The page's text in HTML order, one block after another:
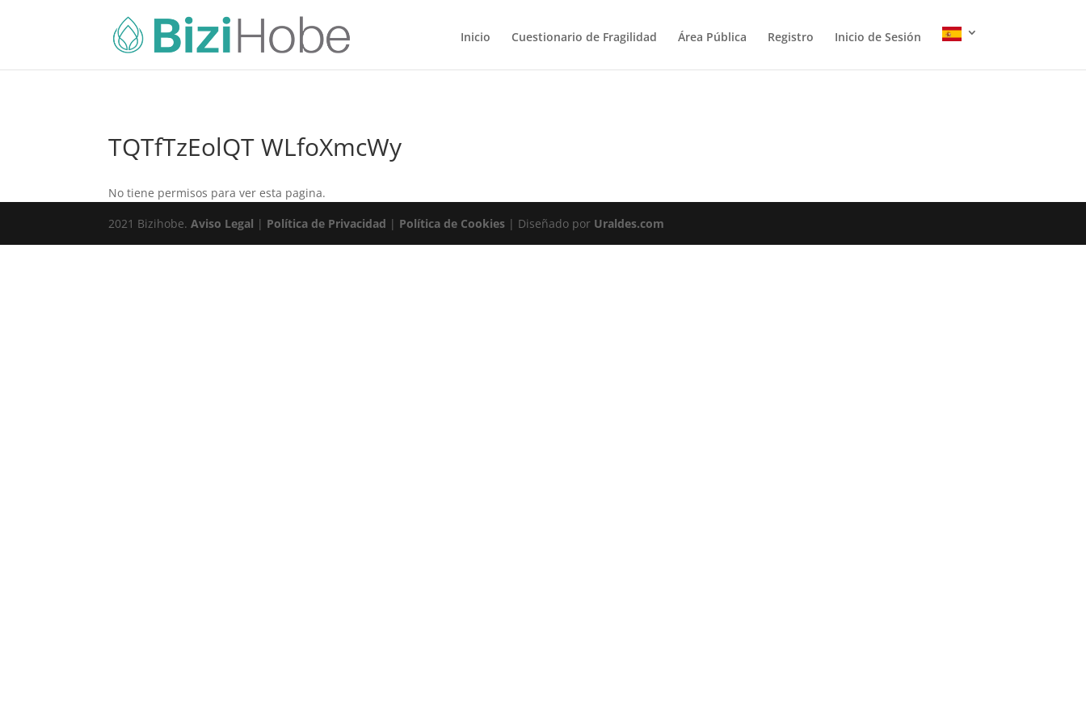
Inicio Cuestionario de Fragilidad Área Pública Registro Inicio de Sesión
TQTfTzEolQT WLfoXmcWy
No tiene permisos para ver esta pagina.
2021 Bizihobe.Aviso Legal | Política de Privacidad | Política de Cookies | Diseñado por Uraldes.com